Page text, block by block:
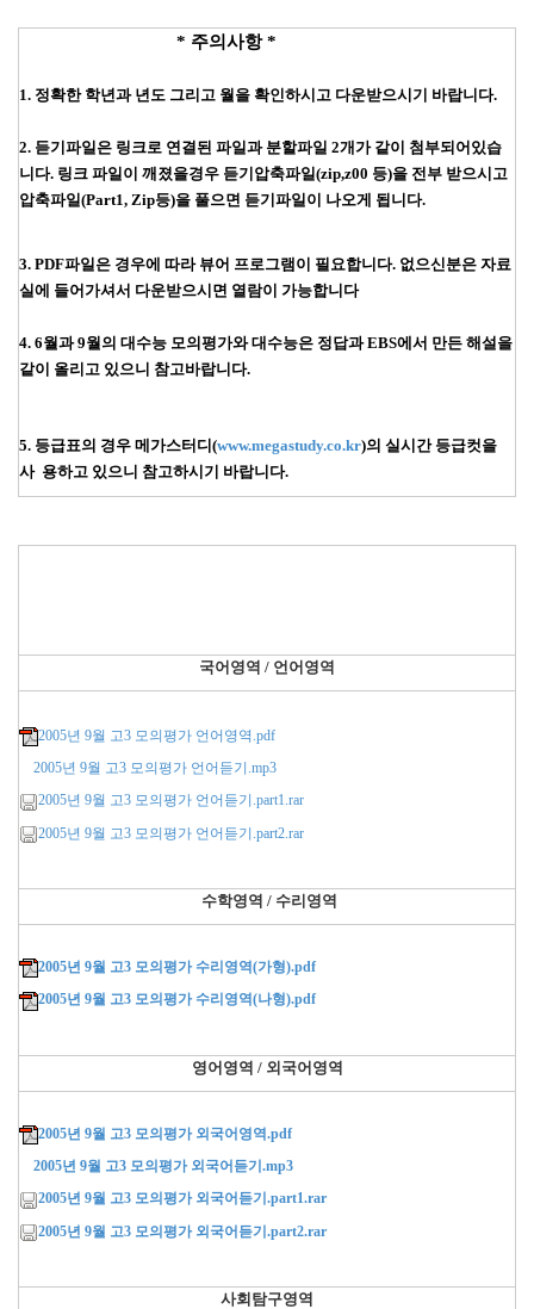
* 주의사항 *
1. 정확한 학년과 년도 그리고 월을 확인하시고 다운받으시기 바랍니다.
2. 듣기파일은 링크로 연결된 파일과 분할파일 2개가 같이 첨부되어있습
니다. 링크 파일이 깨졌을경우 듣기압축파일(zip,z00 등)을 전부 받으시고
압축파일(Part1, Zip등)을 풀으면 듣기파일이 나오게 됩니다.
3. PDF파일은 경우에 따라 뷰어 프로그램이 필요합니다. 없으신분은 자료
실에 들어가셔서 다운받으시면 열람이 가능합니다
4. 6월과 9월의 대수능 모의평가와 대수능은 정답과 EBS에서 만든 해설을
같이 올리고 있으니 참고바랍니다.
5. 등급표의 경우 메가스터디(www.megastudy.co.kr)의 실시간 등급컷을
사 용하고 있으니 참고하시기 바랍니다.
국어영역 / 언어영역
2005년 9월 고3 모의평가 언어영역.pdf
2005년 9월 고3 모의평가 언어듣기.mp3
2005년 9월 고3 모의평가 언어듣기.part1.rar
2005년 9월 고3 모의평가 언어듣기.part2.rar
수학영역 / 수리영역
2005년 9월 고3 모의평가 수리영역(가형).pdf
2005년 9월 고3 모의평가 수리영역(나형).pdf
영어영역 / 외국어영역
2005년 9월 고3 모의평가 외국어영역.pdf
2005년 9월 고3 모의평가 외국어듣기.mp3
2005년 9월 고3 모의평가 외국어듣기.part1.rar
2005년 9월 고3 모의평가 외국어듣기.part2.rar
사회탐구영역